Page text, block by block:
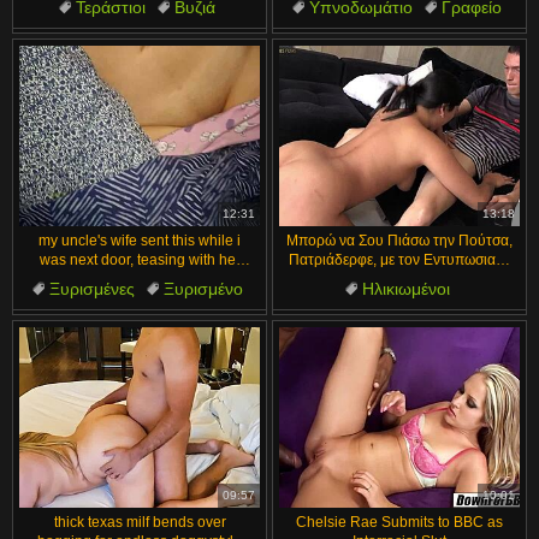
Τεράστιοι
Βυζιά
Όμορφες
Μεξικανές
Υπνοδωμάτιο
Γραφείο
Μαμά
Κουζίνα Φίλος
12:31
my uncle's wife sent this while i
was next door, teasing with her
curvy ass and big tits
Ξυρισμένες
Ξυρισμένο
Μεγάλα βυζιά
Φυσικά Βυζιά
Βυζιά
13:18
Μπορώ να Σου Πιάσω την Πούτσα,
Πατριάδερφε, με τον Εντυπωσιακό
Μου Κώλο
Ηλικιωμένοι
Βρώμικη κουβέντα
Μεγάλα Φυσικά Βυζιά
Μεγάλα βυζιά
Κολομβιανό
09:57
thick texas milf bends over
10:01
Chelsie Rae Submits to BBC as